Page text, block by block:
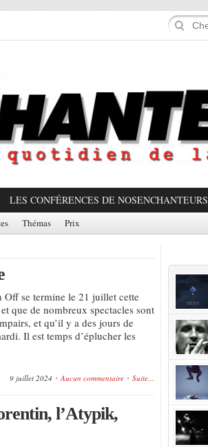
LES CONFÉRENCES DE NOSENCHANTEURS
Thémas Prix
Off se termine le 21 juillet cette
que de nombreux spectacles sont
et qu’il y a des jours de
Il est temps d’éplucher les
9 juillet 2024 Aucun commentaire Suite...
l’Atypik,